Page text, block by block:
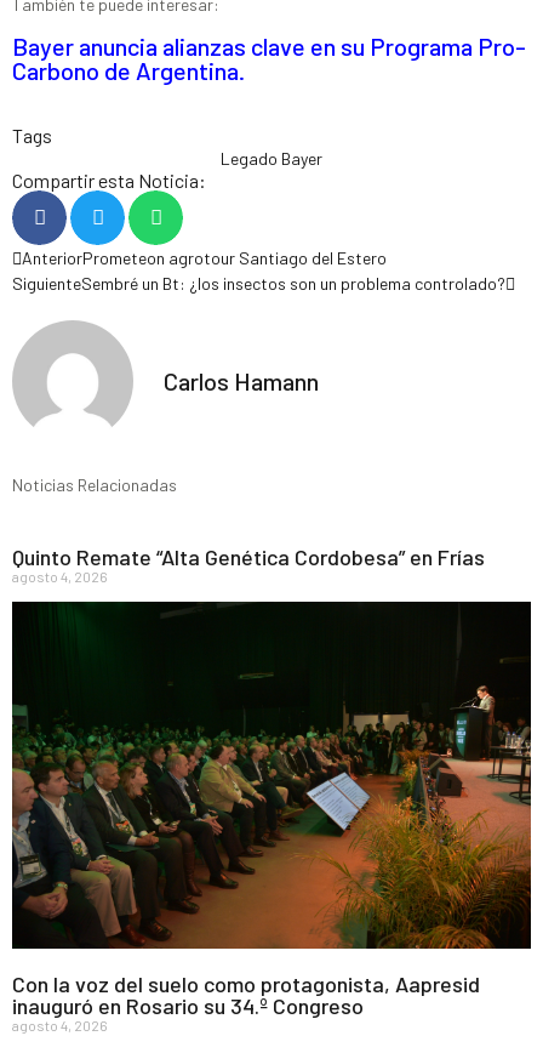
También te puede interesar:
Bayer anuncia alianzas clave en su Programa Pro-
Carbono de Argentina.
Tags
Legado Bayer
Compartir esta Noticia:
AnteriorPrometeon agrotour Santiago del Estero
SiguienteSembré un Bt: ¿los insectos son un problema controlado?
Carlos Hamann
Noticias Relacionadas
Quinto Remate “Alta Genética Cordobesa” en Frías
agosto 4, 2026
Con la voz del suelo como protagonista, Aapresid
inauguró en Rosario su 34.º Congreso
agosto 4, 2026